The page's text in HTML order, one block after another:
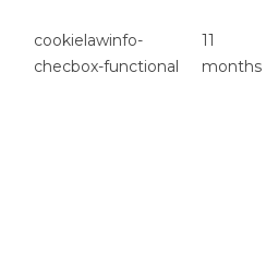
cookielawinfo-
checbox-functional
11
months